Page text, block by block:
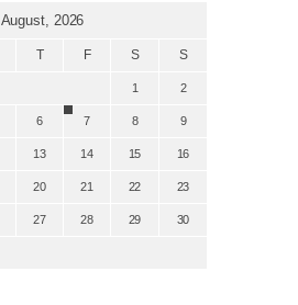
August, 2026
T F S S
1 2
6 7 8 9
13 14 15 16
20 21 22 23
27 28 29 30